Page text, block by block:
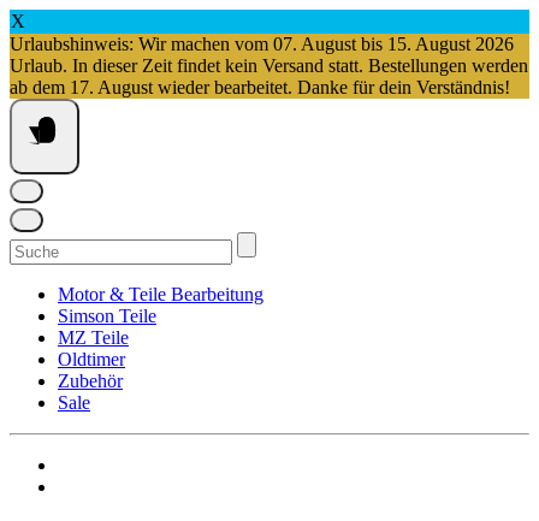
X
Urlaubshinweis: Wir machen vom 07. August bis 15. August 2026
Urlaub. In dieser Zeit findet kein Versand statt. Bestellungen werden
ab dem 17. August wieder bearbeitet. Danke für dein Verständnis!
Springe
zum
Inhalt
Suchen
nach:
Motor & Teile Bearbeitung
Simson Teile
MZ Teile
Oldtimer
Zubehör
Sale